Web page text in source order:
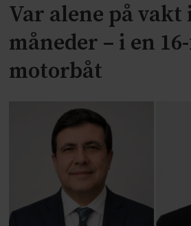
Var alene på vakt
måneder – i en
motorbåt